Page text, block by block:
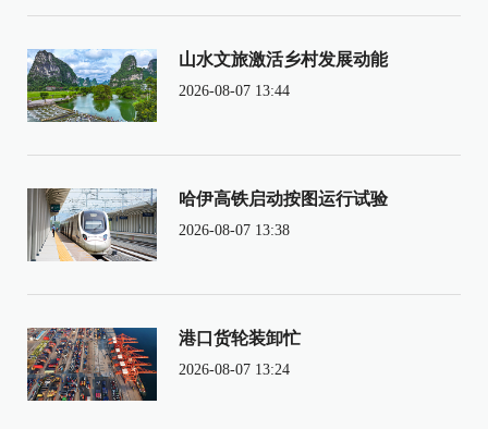
山水文旅激活乡村发展动能
2026-08-07 13:44
哈伊高铁启动按图运行试验
2026-08-07 13:38
港口货轮装卸忙
2026-08-07 13:24